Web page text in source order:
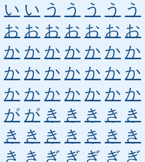
い い う う う う う
お お お お お お お
か か か か か か か
か か か か か か か
か か か か か か か
が が き き き き き
き き き き き き き
き き ぎ ぎ ぎ ぎ ぎ